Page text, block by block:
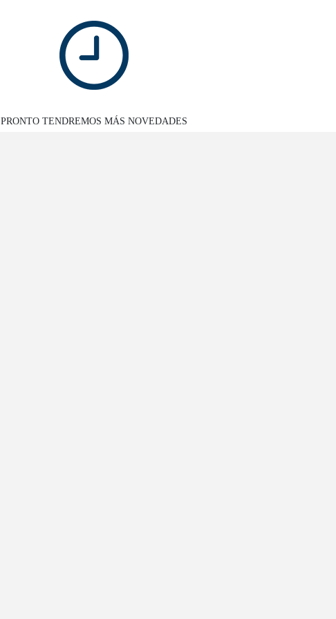
PRONTO TENDREMOS MÁS NOVEDADES